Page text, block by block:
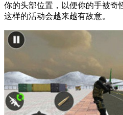
你的头部位置，以便你的手被奇
这样的活动会越来越有敌意。